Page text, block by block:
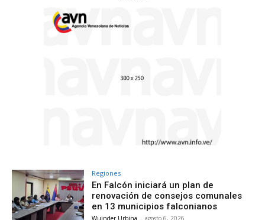
Regiones
En Falcón iniciará un plan de
renovación de consejos comunales
en 13 municipios falconianos
Wuinder Urbina - agosto 6, 2026